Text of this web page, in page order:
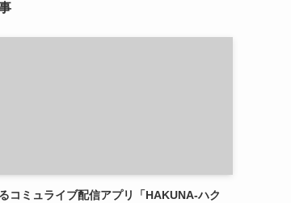
コミュライブ配信アプリ「HAKUNA-ハク